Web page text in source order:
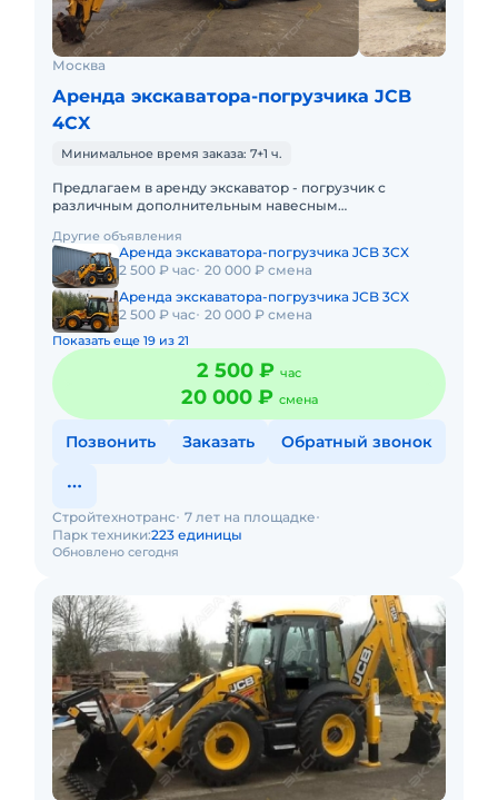
Москва
Аренда экскаватора-погрузчика JCB
4CX
Минимальное время заказа: 7+1 ч.
Предлагаем в аренду экскаватор - погрузчик с
различным дополнительным навесным
ямобур.Работаем по всей Москве и Московск
Другие объявления
Аренда экскаватора-погрузчика JCB 3CX
2 500 ₽ час 20 000 ₽ смена
Аренда экскаватора-погрузчика JCB 3CX
2 500 ₽ час 20 000 ₽ смена
Показать еще 19 из 21
2 500 ₽ час
20 000 ₽ смена
Позвонить Заказать Обратный звонок
Обновлено сегодня
Стройтехнотранс 7 лет на площадке
Парк техники:223 единицы